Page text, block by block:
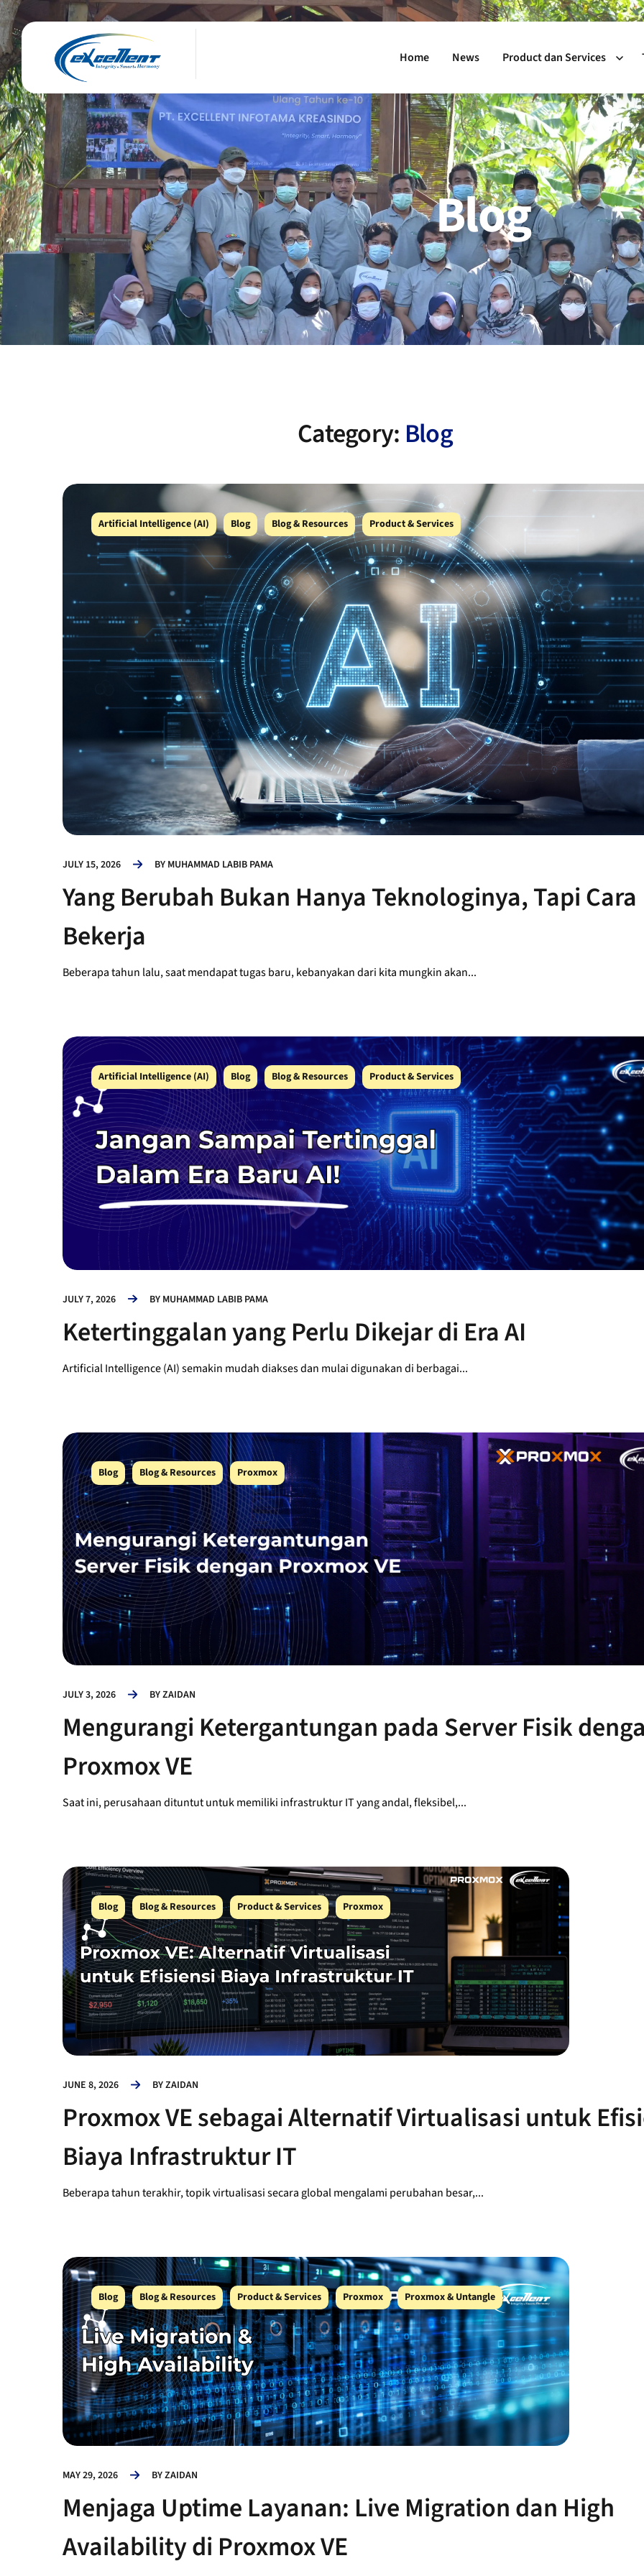
Home News Product dan Services
Blog
Category: Blog
Artificial Intelligence (AI) Blog Blog & Resources Product & Services
JULY 15, 2026 BY MUHAMMAD LABIB PAMA
Yang Berubah Bukan Hanya Teknologinya, Tapi
Bekerja
Beberapa tahun lalu, saat mendapat tugas baru, kebanyakan dari kita mungkin akan...
Artificial Intelligence (AI) Blog Blog & Resources Product & Services
JULY 7, 2026 BY MUHAMMAD LABIB PAMA
Ketertinggalan yang Perlu Dikejar di Era AI
Artificial Intelligence (AI) semakin mudah diakses dan mulai digunakan di berbagai...
Blog Blog & Resources Proxmox
JULY 3, 2026 BYZAIDAN
Mengurangi Ketergantungan pada Server Fisik
Proxmox VE
Saat ini, perusahaan dituntut untuk memiliki infrastruktur IT yang andal, fleksibel,...
Blog Blog & Resources Product & Services Proxmox
JUNE 8, 2026 BYZAIDAN
Proxmox VE sebagai Alternatif Virtualisasi untuk
Biaya Infrastruktur IT
Beberapa tahun terakhir, topik virtualisasi secara global mengalami perubahan besar,...
Blog Blog & Resources Product & Services Proxmox Proxmox & Untangle
MAY 29, 2026 BYZAIDAN
Menjaga Uptime Layanan: Live Migration dan High
Availability di Proxmox VE